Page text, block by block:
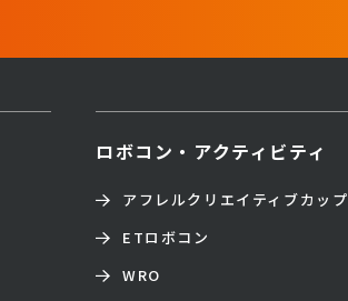
ロボコン・アクティビティ
アフレルクリエイティブカップ
ETロボコン
WRO